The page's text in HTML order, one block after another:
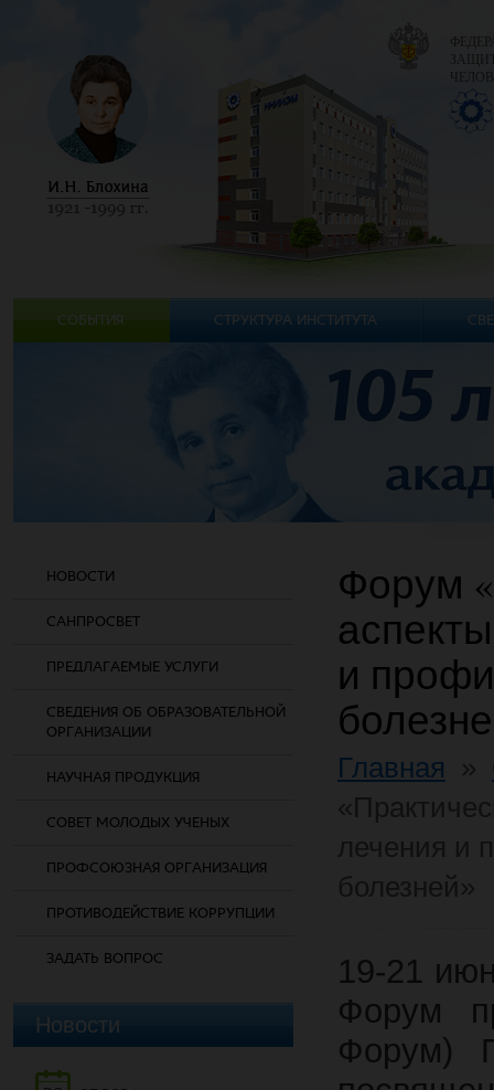
НОВОСТИ
САНПРОСВЕТ
ПРЕДЛАГАЕМЫЕ УСЛУГИ
СВЕДЕНИЯ ОБ ОБРАЗОВАТЕЛЬНОЙ
ОРГАНИЗАЦИИ
НАУЧНАЯ ПРОДУКЦИЯ
СОВЕТ МОЛОДЫХ УЧЕНЫХ
ПРОФСОЮЗНАЯ ОРГАНИЗАЦИЯ
ПРОТИВОДЕЙСТВИЕ КОРРУПЦИИ
ЗАДАТЬ ВОПРОС
Новости
Форум
и
Главная
19-21
Форум
Форум)
СОБЫТИЯ СТРУКТУРА ИНСТИТУТА